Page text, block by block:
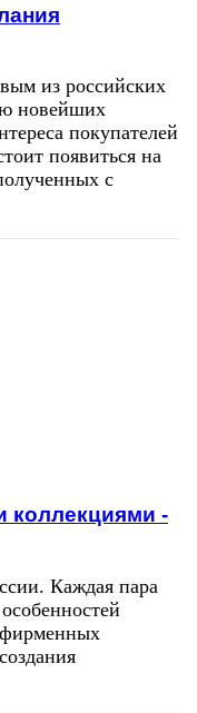
из российских
новейших
покупателей
появиться на
с
коллекциями -
Каждая пара